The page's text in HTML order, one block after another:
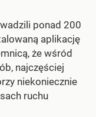
ponad 200
aplikację
że wśród
najczęściej
niekoniecznie
ruchu